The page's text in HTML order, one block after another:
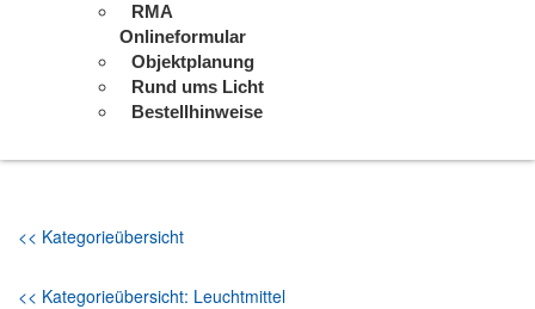
RMA
Onlineformular
Objektplanung
Rund ums Licht
Bestellhinweise
<< Kategorieübersicht
<< Kategorieübersicht: Leuchtmittel